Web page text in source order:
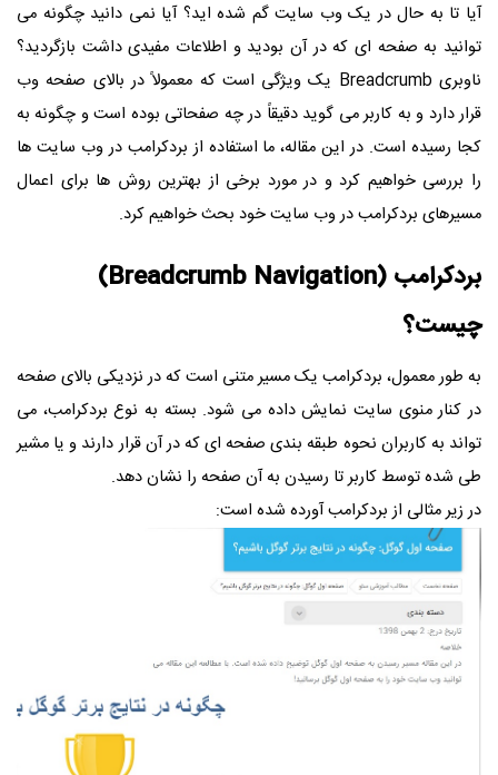
آیا تا به حال در یک وب سایت گم شده اید؟ آیا نمی دانید چگونه می
توانید به صفحه ای که در آن بودید و اطلاعات مفیدی داشت بازگردید؟
ناوبری Breadcrumb یک ویژگی است که معمولاً در بالای صفحه وب
قرار دارد و به کاربر می گوید دقیقاً در چه صفحاتی بوده است و چگونه به
کجا رسیده است. در این مقاله، ما استفاده از بردکرامب در وب سایت ها
را بررسی خواهیم کرد و در مورد برخی از بهترین روش ها برای اعمال
مسیرهای بردکرامب در وب سایت خود بحث خواهیم کرد.
بردکرامب (Breadcrumb Navigation)
چیست؟
به طور معمول، بردکرامب یک مسیر متنی است که در نزدیکی بالای صفحه
در کنار منوی سایت نمایش داده می شود. بسته به نوع بردکرامب، می
تواند به کاربران نحوه طبقه بندی صفحه ای که در آن قرار دارند و یا مشیر
طی شده توسط کاربر تا رسیدن به آن صفحه را نشان دهد.
در زیر مثالی از بردکرامب آورده شده است: